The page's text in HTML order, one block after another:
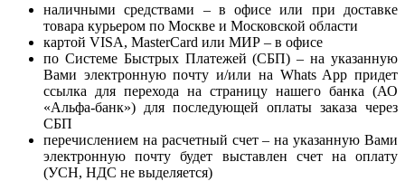
наличными средствами – в офисе или при доставке
товара курьером по Москве и Московской области
картой VISA, MasterCard или МИР – в офисе
по Системе Быстрых Платежей (СБП) – на указанную
Вами электронную почту и/или на Whats App придет
ссылка для перехода на страницу нашего банка (АО
«Альфа-банк») для последующей оплаты заказа через
СБП
перечислением на расчетный счет – на указанную Вами
электронную почту будет выставлен счет на оплату
(УСН, НДС не выделяется)